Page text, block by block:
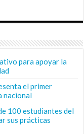
para apoyar la
el primer
nacional
100 estudiantes del
sus prácticas